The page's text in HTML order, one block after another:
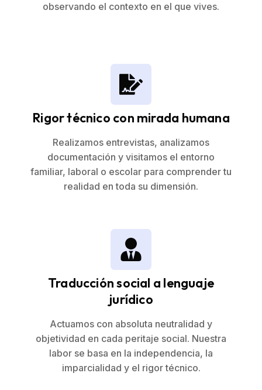
observando el contexto en el que vives.
Rigor técnico con mirada humana
Realizamos entrevistas, analizamos
documentación y visitamos el entorno
familiar, laboral o escolar para comprender tu
realidad en toda su dimensión.
Traducción social a lenguaje
jurídico
Actuamos con absoluta neutralidad y
objetividad en cada peritaje social. Nuestra
labor se basa en la independencia, la
imparcialidad y el rigor técnico.